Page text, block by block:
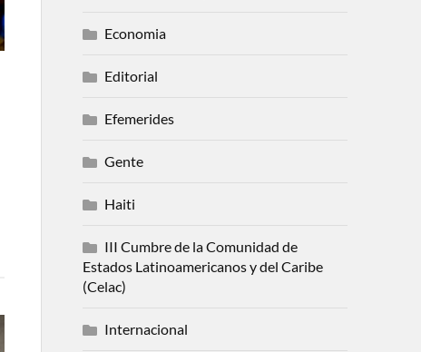
Economia
Editorial
Efemerides
Gente
Haiti
III Cumbre de la Comunidad de
Estados Latinoamericanos y del Caribe
(Celac)
Internacional